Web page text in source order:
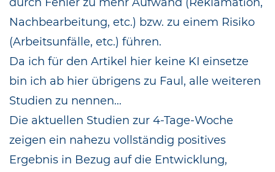
Nachbearbeitung, etc.) bzw. zu einem Risiko
(Arbeitsunfälle, etc.) führen.
Da ich für den Artikel hier keine KI einsetze
bin ich ab hier übrigens zu Faul, alle weiteren
Studien zu nennen...
Die aktuellen Studien zur 4-Tage-Woche
zeigen ein nahezu vollständig positives
Ergebnis in Bezug auf die Entwicklung,